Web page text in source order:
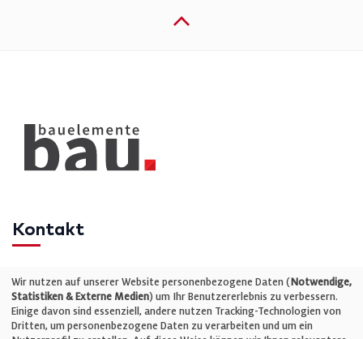
Kontakt
Telefon: +49 (0)711 2585563-0
E-Mail:info@bauelemente-bau.eu
Wir nutzen auf unserer Website personenbezogene Daten (Notwendige,
Statistiken & Externe Medien) um Ihr Benutzererlebnis zu verbessern.
Einige davon sind essenziell, andere nutzen Tracking-Technologien von
Dritten, um personenbezogene Daten zu verarbeiten und um ein